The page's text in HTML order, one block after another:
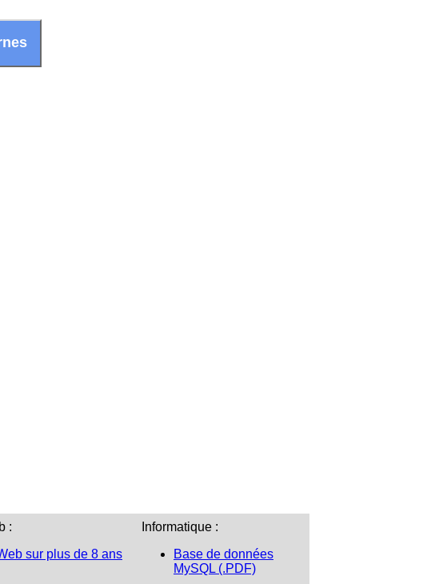
:
sur plus de 8 ans
Informatique :
Base de données
MySQL (.PDF)